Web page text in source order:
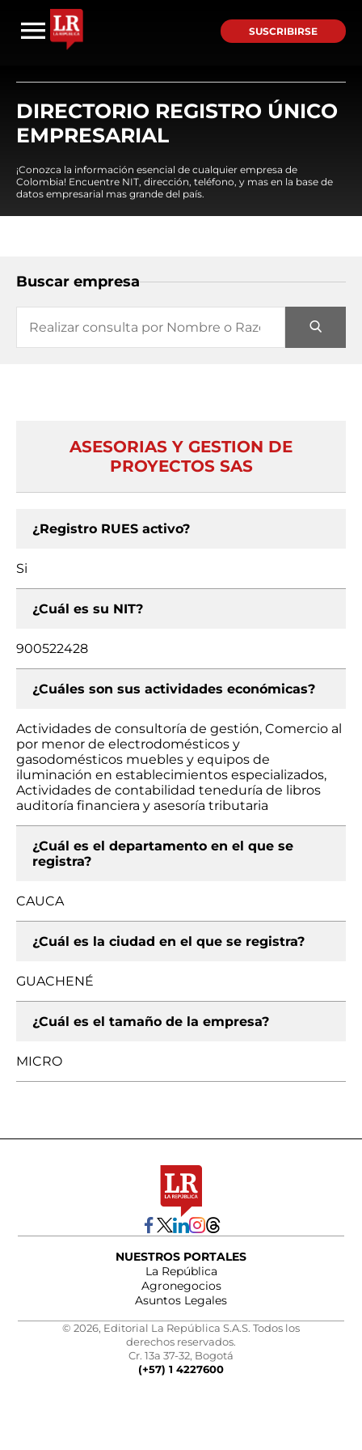
SUSCRIBIRSE
DIRECTORIO REGISTRO ÚNICO
EMPRESARIAL
¡Conozca la información esencial de cualquier empresa de
Colombia! Encuentre NIT, dirección, teléfono, y mas en la base de
datos empresarial mas grande del país.
Buscar empresa
ASESORIAS Y GESTION DE
PROYECTOS SAS
¿Registro RUES activo?
Si
¿Cuál es su NIT?
900522428
¿Cuáles son sus actividades económicas?
Actividades de consultoría de gestión, Comercio al
por menor de electrodomésticos y
gasodomésticos muebles y equipos de
iluminación en establecimientos especializados,
Actividades de contabilidad teneduría de libros
auditoría financiera y asesoría tributaria
¿Cuál es el departamento en el que se
registra?
CAUCA
¿Cuál es la ciudad en el que se registra?
GUACHENÉ
¿Cuál es el tamaño de la empresa?
MICRO
NUESTROS PORTALES
La República
Agronegocios
Asuntos Legales
© 2026, Editorial La República S.A.S. Todos los
derechos reservados.
Cr. 13a 37-32, Bogotá
(+57) 1 4227600